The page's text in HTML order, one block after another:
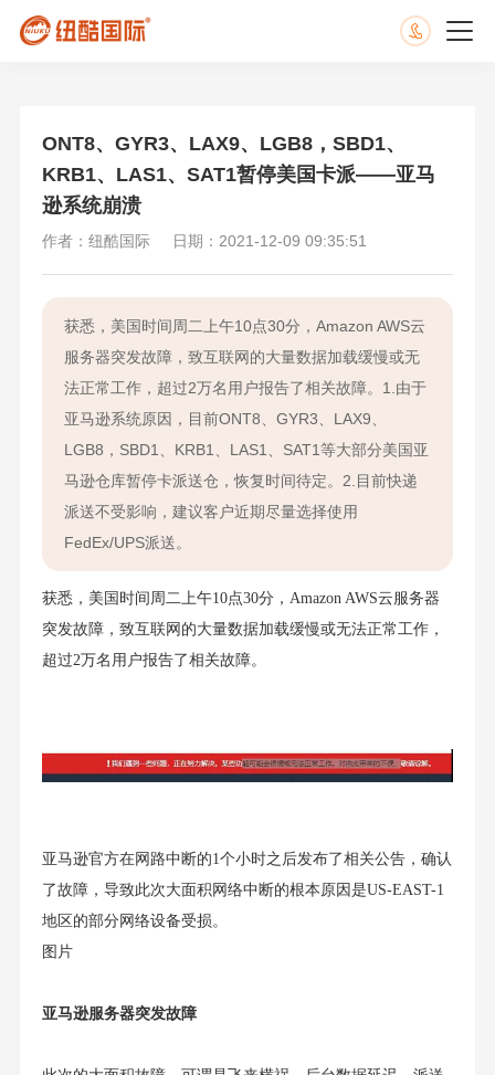
ONT8、GYR3、LAX9、LGB8，SBD1、
KRB1、LAS1、SAT1暂停美国卡派——亚马
逊系统崩溃
作者：纽酷国际 日期：2021-12-09 09:35:51
获悉，美国时间周二上午10点30分，Amazon AWS云
服务器突发故障，致互联网的大量数据加载缓慢或无
法正常工作，超过2万名用户报告了相关故障。1.由于
亚马逊系统原因，目前ONT8、GYR3、LAX9、
LGB8，SBD1、KRB1、LAS1、SAT1等大部分美国亚
马逊仓库暂停卡派送仓，恢复时间待定。2.目前快递
派送不受影响，建议客户近期尽量选择使用
FedEx/UPS派送。
获悉，美国时间周二上午10点30分，Amazon AWS云服务器
突发故障，致互联网的大量数据加载缓慢或无法正常工作，
超过2万名用户报告了相关故障。
亚马逊官方在网路中断的1个小时之后发布了相关公告，确认
了故障，导致此次大面积网络中断的根本原因是US-EAST-1
地区的部分网络设备受损。
图片
亚马逊服务器突发故障